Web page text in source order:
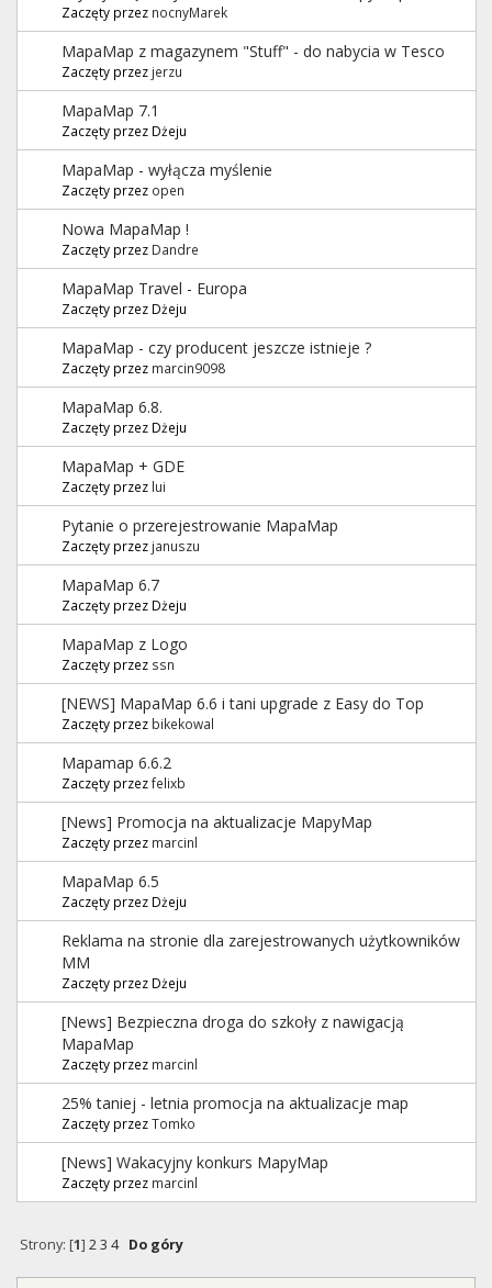
Zaczęty przez nocnyMarek
MapaMap z magazynem "Stuff" - do nabycia w Tesco
Zaczęty przez jerzu
MapaMap 7.1
Zaczęty przez Dżeju
MapaMap - wyłącza myślenie
Zaczęty przez open
Nowa MapaMap !
Zaczęty przez Dandre
MapaMap Travel - Europa
Zaczęty przez Dżeju
MapaMap - czy producent jeszcze istnieje ?
Zaczęty przez marcin9098
MapaMap 6.8.
Zaczęty przez Dżeju
MapaMap + GDE
Zaczęty przez lui
Pytanie o przerejestrowanie MapaMap
Zaczęty przez januszu
MapaMap 6.7
Zaczęty przez Dżeju
MapaMap z Logo
Zaczęty przez ssn
[NEWS] MapaMap 6.6 i tani upgrade z Easy do Top
Zaczęty przez bikekowal
Mapamap 6.6.2
Zaczęty przezfelixb
[News] Promocja na aktualizacje MapyMap
Zaczęty przez marcinl
MapaMap 6.5
Zaczęty przez Dżeju
Reklama na stronie dla zarejestrowanych użytkowników
MM
Zaczęty przez Dżeju
[News] Bezpieczna droga do szkoły z nawigacją
MapaMap
Zaczęty przez marcinl
25% taniej - letnia promocja na aktualizacje map
Zaczęty przezTomko
[News] Wakacyjny konkurs MapyMap
Zaczęty przez marcinl
Strony: [1] 2 3 4 Do góry